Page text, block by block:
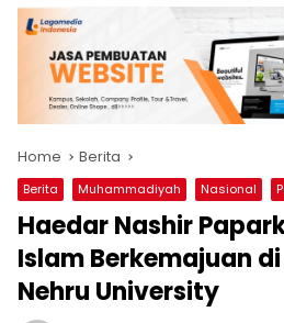
Home Berita
Berita Muhammadiyah Nasional
Haedar Nashir
Islam Berkemajuan
Nehru University